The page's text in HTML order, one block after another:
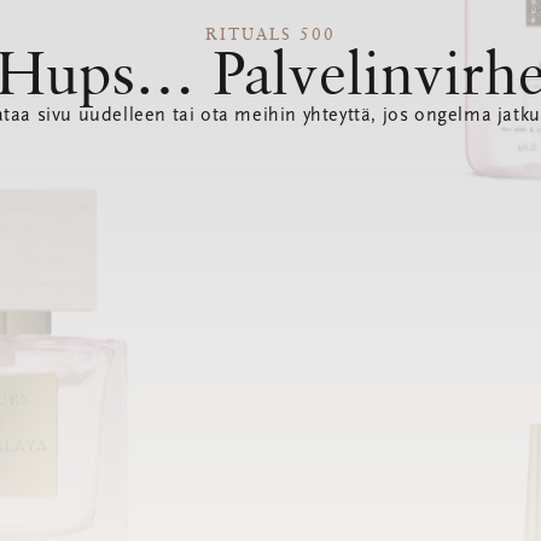
RITUALS 500
sivu uudelleen tai ota meihin yhteyttä, jos ongelma